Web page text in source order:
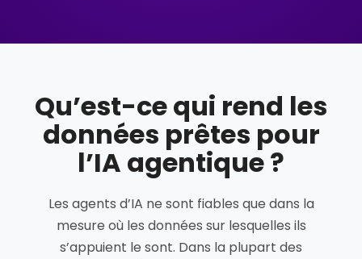
Qu’est-ce qui rend les
données prêtes pour
l’IA agentique ?
Les agents d’IA ne sont fiables que dans la
mesure où les données sur lesquelles ils
s’appuient le sont. Dans la plupart des